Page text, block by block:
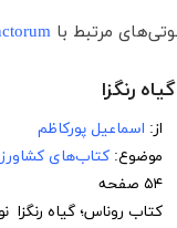
مرتبط با
رنگزا
از: اسماعیل پورکاظم
موضوع: کتاب‌های
۵۴ صفحه
کتاب روناس؛ گیاه